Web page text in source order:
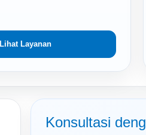
Lihat Layanan
Konsultasi